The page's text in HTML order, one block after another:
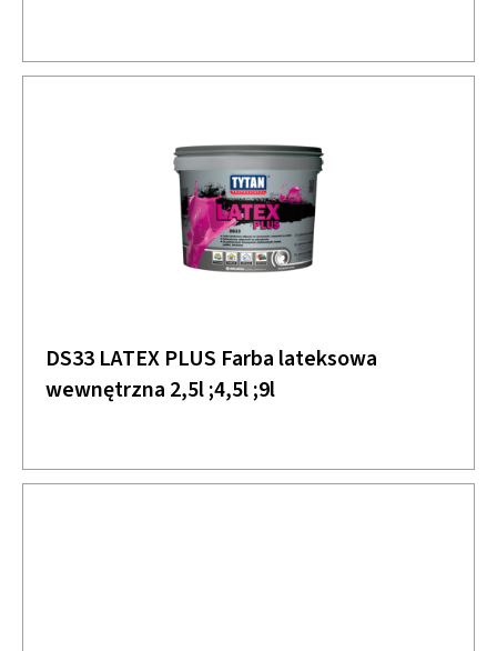
DS33 LATEX PLUS Farba lateksowa
wewnętrzna 2,5l ;4,5l ;9l